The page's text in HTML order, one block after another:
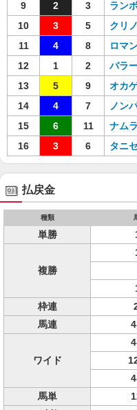
9
2 3 ラン
10
3 5 クリ
11
4 8 ロマ
12
1 2 バラ
13
5 9 オカ
14
4 7 ノン
15
6 11 ナム
16
3 6 タニ
払戻金
種類
単勝
複勝
枠連
馬連
ワイド
馬単